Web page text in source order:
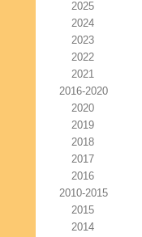
2025
2024
2023
2022
2021
2016-2020
2020
2019
2018
2017
2016
2010-2015
2015
2014